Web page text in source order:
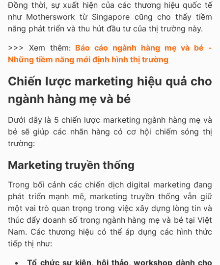
Đồng thời, sự xuất hiện của các thương hiệu quốc tế
như Motherswork từ Singapore cũng cho thấy tiềm
năng phát triển và thu hút đầu tư của thị trường này.
>>> Xem thêm: Báo cáo ngành hàng mẹ và bé -
Những tiềm năng mới định hình thị trường
Chiến lược marketing hiệu quả cho
ngành hàng mẹ và bé
Dưới đây là 5 chiến lược marketing ngành hàng mẹ và
bé sẽ giúp các nhãn hàng có cơ hội chiếm sóng thị
trường:
Marketing truyền thống
Trong bối cảnh các chiến dịch digital marketing đang
phát triển mạnh mẽ, marketing truyền thống vẫn giữ
một vai trò quan trọng trong việc xây dựng lòng tin và
thúc đẩy doanh số trong ngành hàng mẹ và bé tại Việt
Nam. Các thương hiệu có thể áp dụng các hình thức
tiếp thị như:
Tổ chức sự kiện, hội thảo, workshop dành cho